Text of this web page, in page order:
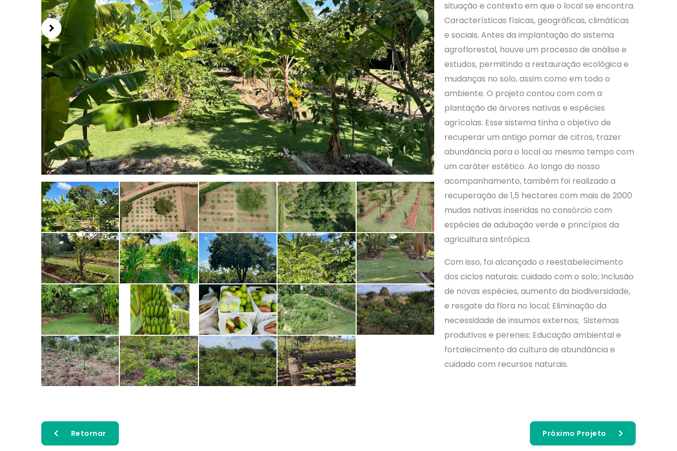
situação e contexto em que o local se encontra.
Características físicas, geográficas, climáticas
e sociais. Antes da implantação do sistema
agroflorestal, houve um processo de análise e
estudos, permitindo a restauração ecológica e
mudanças no solo, assim como em todo o
ambiente. O projeto contou com com a
plantação de árvores nativas e espécies
agrícolas. Esse sistema tinha o objetivo de
recuperar um antigo pomar de citros, trazer
abundância para o local ao mesmo tempo com
um caráter estético. Ao longo do nosso
acompanhamento, também foi realizado a
recuperação de 1,5 hectares com mais de 2000
mudas nativas inseridas no consórcio com
espécies de adubação verde e princípios da
agricultura sintrópica.
Com isso, foi alcançado o reestabelecimento
dos ciclos naturais; cuidado com o solo; Inclusão
de novas espécies, aumento da biodiversidade,
e resgate da flora no local; Eliminação da
necessidade de insumos externos; Sistemas
produtivos e perenes; Educação ambiental e
fortalecimento da cultura de abundância e
cuidado com recursos naturais.
Retornar Próximo Projeto